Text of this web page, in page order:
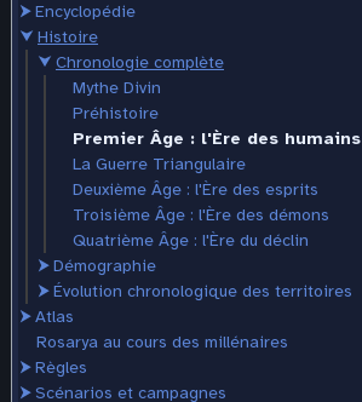
⮞Encyclopédie
⮟ Histoire
⮟ Chronologie complète
Mythe Divin
Préhistoire
Premier Âge : l'Ère des humains
La Guerre Triangulaire
Deuxième Âge : l'Ère des esprits
Troisième Âge : l'Ère des démons
Quatrième Âge : l'Ère du déclin
⮞Démographie
⮞Évolution chronologique des territoires
⮞Atlas
Rosarya au cours des millénaires
⮞Règles
⮞Scénarios et campagnes